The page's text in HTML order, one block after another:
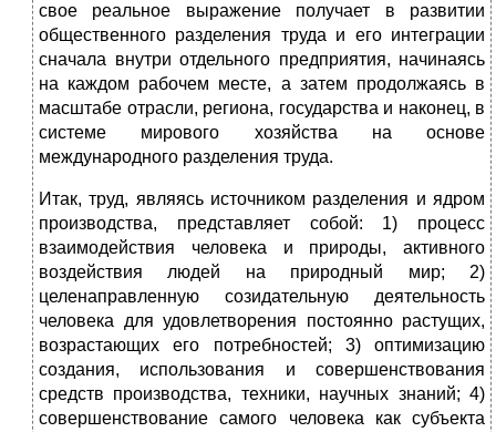
свое реальное выражение получает в развитии
общественного разделения труда и его интеграции
сначала внутри отдельного предприятия, начинаясь
на каждом рабочем месте, а затем продолжаясь в
масштабе отрасли, региона, государства и наконец, в
системе мирового хозяйства на основе
международного разделения труда.
Итак, труд, являясь источником разделения и ядром
производства, представляет собой: 1) процесс
взаимодействия человека и природы, активного
воздействия людей на природный мир; 2)
целенаправленную созидательную деятельность
человека для удовлетворения постоянно растущих,
возрастающих его потребностей; 3) оптимизацию
создания, использования и совершенствования
средств производства, техники, научных знаний; 4)
совершенствование самого человека как субъекта